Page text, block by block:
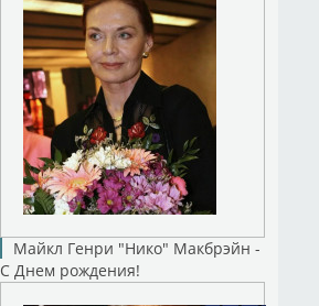
Майкл Генри "Нико" Макбрэйн -
С Днем рождения!